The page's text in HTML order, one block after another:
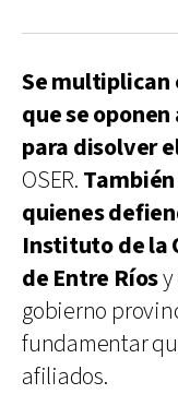
Se multiplican
que se
para disolver
OSER.
quienes
Instituto de la
de Entre Ríos
gobierno
fundamentar
afiliados.